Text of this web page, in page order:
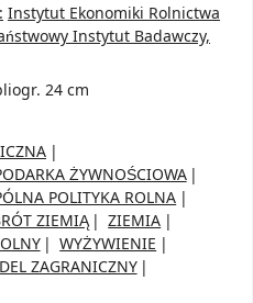
Instytut Ekonomiki Rolnictwa
Instytut Badawczy,
24 cm
ŻYWNOŚCIOWA
POLITYKA ROLNA
ZIEMIĄ
ZIEMIA
WYŻYWIENIE
ZAGRANICZNY